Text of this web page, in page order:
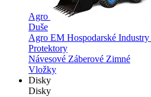
Agro
Duše
Agro EM Hospodarské Industry
Protektory
Návesové Záberové Zimné
Vložky
Disky
Disky